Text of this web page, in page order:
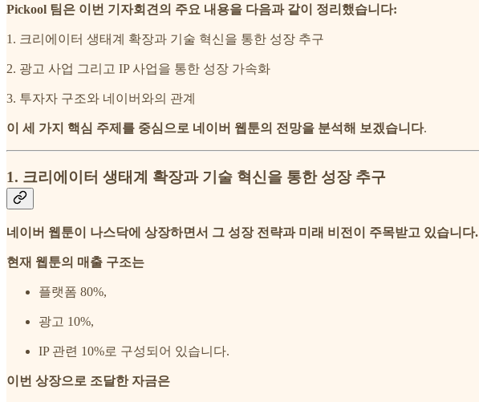
Pickool 팀은 이번 기자회견의 주요 내용을 다음과 같이 정리했습니다:
1. 크리에이터 생태계 확장과 기술 혁신을 통한 성장 추구
2. 광고 사업 그리고 IP 사업을 통한 성장 가속화
3. 투자자 구조와 네이버와의 관계
이 세 가지 핵심 주제를 중심으로 네이버 웹툰의 전망을 분석해 보겠습니다.
1. 크리에이터 생태계 확장과 기술 혁신을 통한 성장 추구
네이버 웹툰이 나스닥에 상장하면서 그 성장 전략과 미래 비전이 주목받고 있습니다.
현재 웹툰의 매출 구조는
플랫폼 80%,
광고 10%,
IP 관련 10%로 구성되어 있습니다.
이번 상장으로 조달한 자금은